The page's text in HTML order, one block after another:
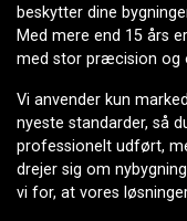
beskytter dine
Med mere end 15 års
med stor præcision og
Vi anvender kun
nyeste standarder, så
professionelt udført,
drejer sig om
vi for, at vores